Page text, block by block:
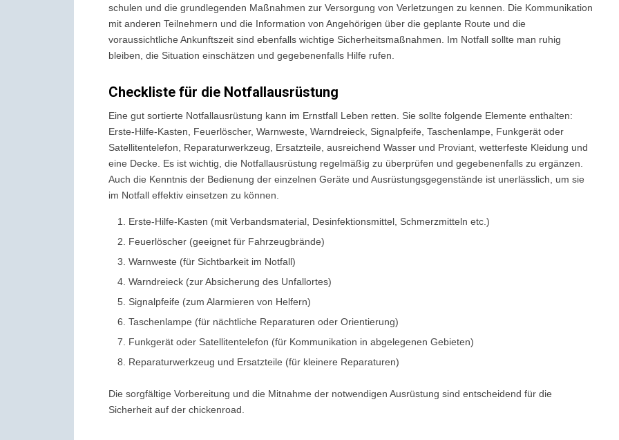
schulen und die grundlegenden Maßnahmen zur Versorgung von Verletzungen zu kennen. Die Kommunikation
mit anderen Teilnehmern und die Information von Angehörigen über die geplante Route und die
voraussichtliche Ankunftszeit sind ebenfalls wichtige Sicherheitsmaßnahmen. Im Notfall sollte man ruhig
bleiben, die Situation einschätzen und gegebenenfalls Hilfe rufen.
Checkliste für die Notfallausrüstung
Eine gut sortierte Notfallausrüstung kann im Ernstfall Leben retten. Sie sollte folgende Elemente enthalten:
Erste-Hilfe-Kasten, Feuerlöscher, Warnweste, Warndreieck, Signalpfeife, Taschenlampe, Funkgerät oder
Satellitentelefon, Reparaturwerkzeug, Ersatzteile, ausreichend Wasser und Proviant, wetterfeste Kleidung und
eine Decke. Es ist wichtig, die Notfallausrüstung regelmäßig zu überprüfen und gegebenenfalls zu ergänzen.
Auch die Kenntnis der Bedienung der einzelnen Geräte und Ausrüstungsgegenstände ist unerlässlich, um sie
im Notfall effektiv einsetzen zu können.
Erste-Hilfe-Kasten (mit Verbandsmaterial, Desinfektionsmittel, Schmerzmitteln etc.)
Feuerlöscher (geeignet für Fahrzeugbrände)
Warnweste (für Sichtbarkeit im Notfall)
Warndreieck (zur Absicherung des Unfallortes)
Signalpfeife (zum Alarmieren von Helfern)
Taschenlampe (für nächtliche Reparaturen oder Orientierung)
Funkgerät oder Satellitentelefon (für Kommunikation in abgelegenen Gebieten)
Reparaturwerkzeug und Ersatzteile (für kleinere Reparaturen)
Die sorgfältige Vorbereitung und die Mitnahme der notwendigen Ausrüstung sind entscheidend für die
Sicherheit auf der chickenroad.